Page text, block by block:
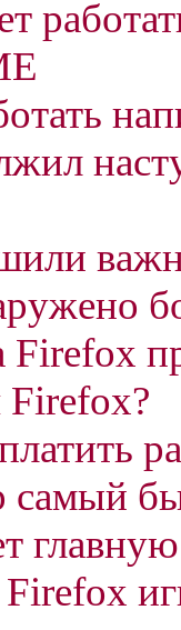
Firefox
Firefox?
самый
Firefox